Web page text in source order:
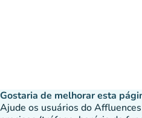
Gostaria de melhorar esta
Ajude os usuários do